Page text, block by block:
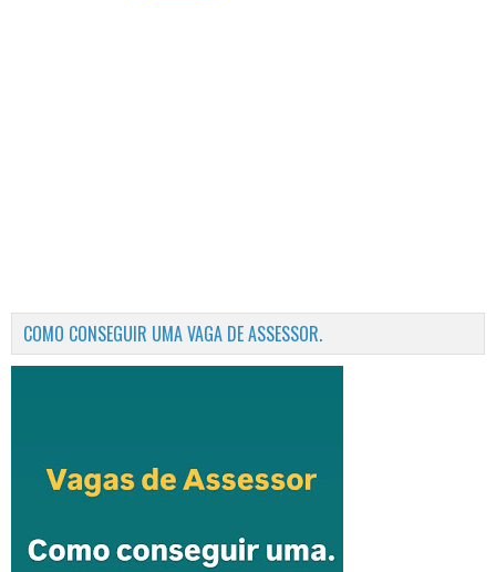
COMO CONSEGUIR UMA VAGA DE ASSESSOR.